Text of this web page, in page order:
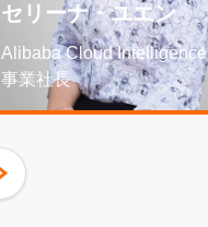
セリーナ・ユエン
Alibaba Cloud
事業社長